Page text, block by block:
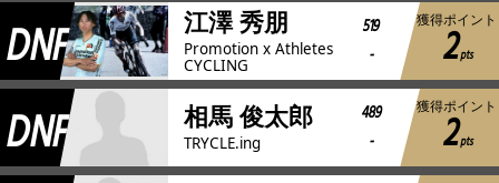
DNF 江澤 秀朋
Promotion x Athletes
CYCLING
519
-
獲得ポイント
2pts
DNF 相馬 俊太郎
TRYCLE.ing
489
-
獲得ポイント
2pts